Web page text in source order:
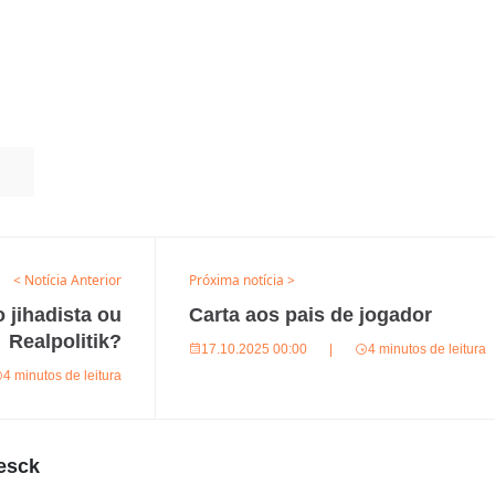
< Notícia Anterior
jihadista ou
Realpolitik?
4 minutos de leitura
Próxima notícia >
Carta aos pais de jogador
17.10.2025 00:00 4 minutos de leitura